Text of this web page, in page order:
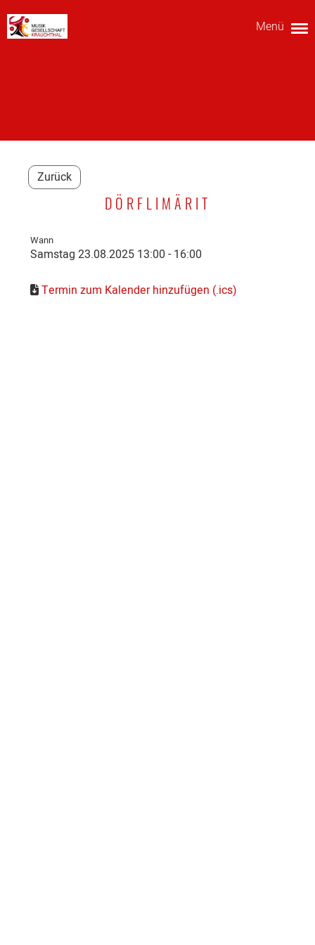
Menü
Zurück
DÖRFLIMÄRIT
Wann
Samstag 23.08.2025 13:00 - 16:00
Termin zum Kalender hinzufügen (.ics)